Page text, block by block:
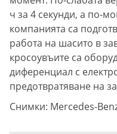
ч за 4 секунди, а по-
компанията са
работа на шасито в
кросоувъите са
диференциал с
предотвратяване на
Снимки: Mercedes-